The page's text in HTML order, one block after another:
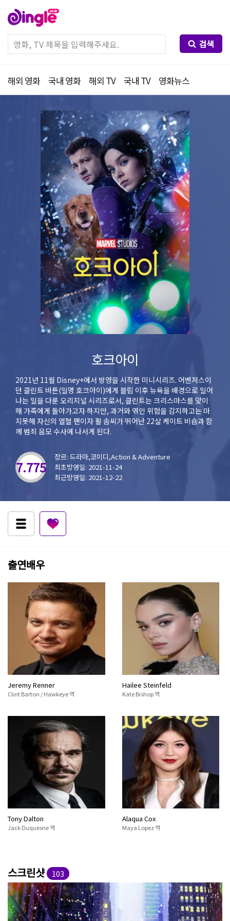
검색
해외 영화 국내 영화 해외 TV 국내 TV 영화뉴스
호크아이
2021년 11월 Disney+에서 방영을 시작한 미니시리즈. 어벤져스이
던 클린트 바튼(일명 호크아이)에게 블립 이후 뉴욕을 배경으로 일어
나는 일을 다룬 오리지널 시리즈로서, 클린트는 크리스마스를 맞이
해 가족에게 돌아가고자 하지만, 과거와 엮인 위험을 감지하고는 마
지못해 자신의 열혈 팬이자 활 솜씨가 뛰어난 22살 케이트 비숍과 함
께 범죄 음모 수사에 나서게 된다.
7.775
장르: 드라마,코미디,Action & Adventure
최초방영일: 2021-11-24
최근방영일: 2021-12-22
출연배우
Jeremy Renner
Clint Barton / Hawkeye 역
Hailee Steinfeld
Kate Bishop 역
Tony Dalton
Jack Duquesne 역
Alaqua Cox
Maya Lopez 역
스크린샷 103